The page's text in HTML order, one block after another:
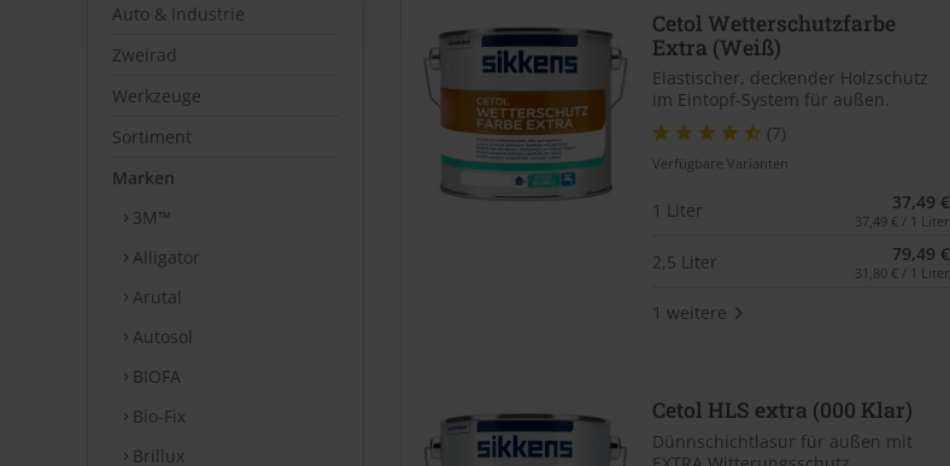
Auto & Industrie
Zweirad
Werkzeuge
Sortiment
Marken
3M™
Alligator
Arutal
Autosol
BIOFA
Bio-Fix
Brillux
Cetol Wetterschutzfarbe
Extra (Weiß)
Elastischer, deckender Holzschutz
im Eintopf-System für außen.
(7)
Verfügbare Varianten
1 Liter 37,49 €
37,49 € / 1 Liter
2,5 Liter 79,49 €
31,80 € / 1 Liter
1 weitere
Cetol HLS extra (000 Klar)
Dünnschichtlasur für außen mit